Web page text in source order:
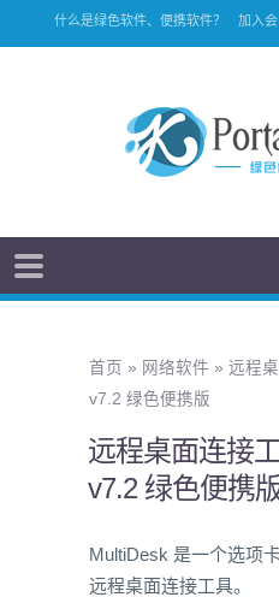
什么是绿色软件、便携软件？ 加入会
首页 » 网络软件 » 远程
v7.2 绿色便携版
远程桌面连接
v7.2 绿色便携
MultiDesk 是一个选项
远程桌面连接工具。